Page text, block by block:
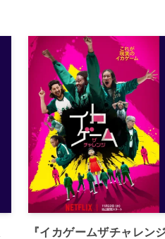
『イカゲームザチャレン